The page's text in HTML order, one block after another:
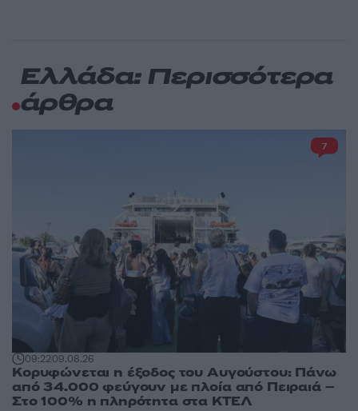
Ελλάδα: Περισσότερα
άρθρα
09:2209.08.26
Κορυφώνεται η έξοδος του Αυγούστου: Πάνω
από 34.000 φεύγουν με πλοία από Πειραιά –
Στο 100% η πληρότητα στα ΚΤΕΛ
7